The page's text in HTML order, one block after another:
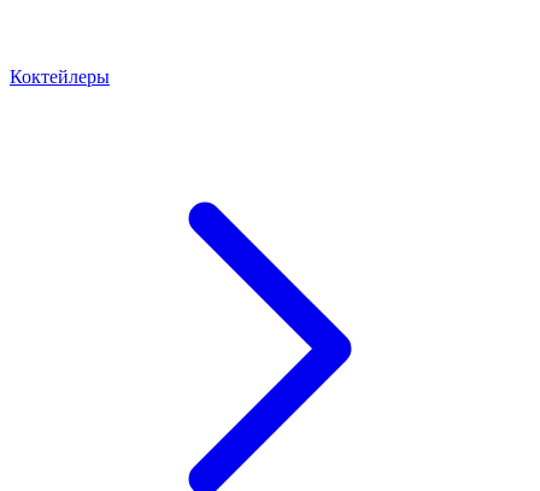
Коктейлеры